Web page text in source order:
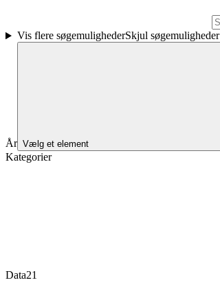
Vis flere søgemulighederSkjul søgemuligheder
År Vælg et element
Kategorier
Data21